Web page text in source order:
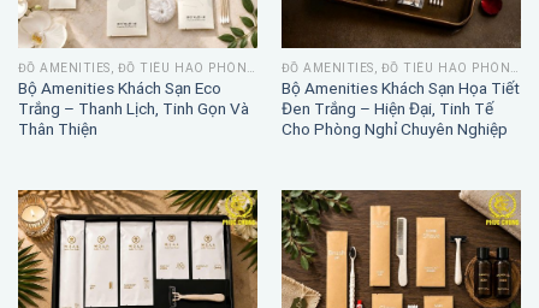
Bộ Amenities Khách Sạn Eco
Trắng – Thanh Lịch, Tinh Gọn Và
Thân Thiện
Bộ Amenities Khách Sạn Họa Tiết
Đen Trắng – Hiện Đại, Tinh Tế
Cho Phòng Nghỉ Chuyên Nghiệp